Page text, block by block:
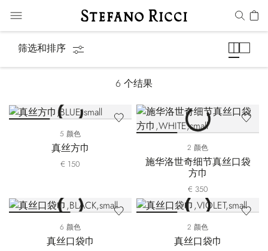
筛选和排序
6 个结果
5 颜色
真丝方巾
€ 150
2 颜色
施华洛世奇细节真丝口袋
方巾
€ 350
6 颜色
真丝口袋巾
2 颜色
真丝口袋巾